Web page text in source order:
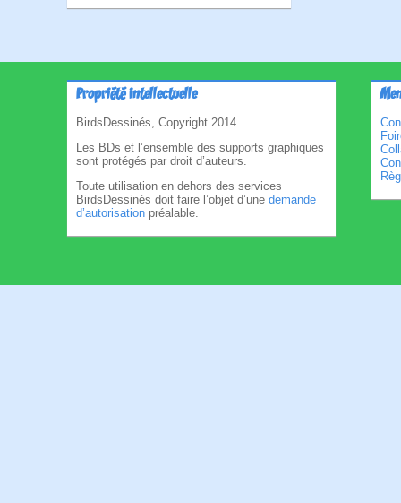
Propriété intellectuelle
BirdsDessinés, Copyright 2014
Les BDs et l’ensemble des supports graphiques
sont protégés par droit d’auteurs.
Toute utilisation en dehors des services
BirdsDessinés doit faire l’objet d’une demande
d’autorisation préalable.